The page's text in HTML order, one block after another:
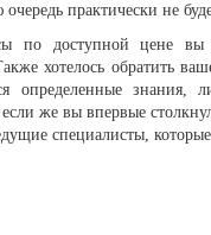
практически не
по доступной цене вы
хотелось обратить
определенные
же вы впервые
специалисты,